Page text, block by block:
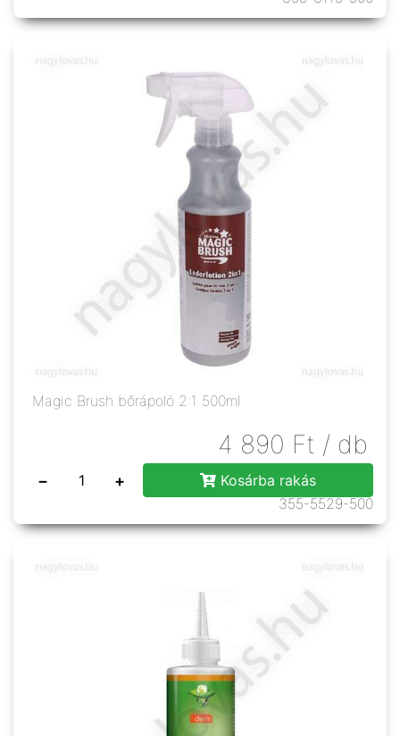
Magic Brush bőrápoló 2:1 500ml
4 890 Ft / db
− +
Kosárba rakás
355-5529-500